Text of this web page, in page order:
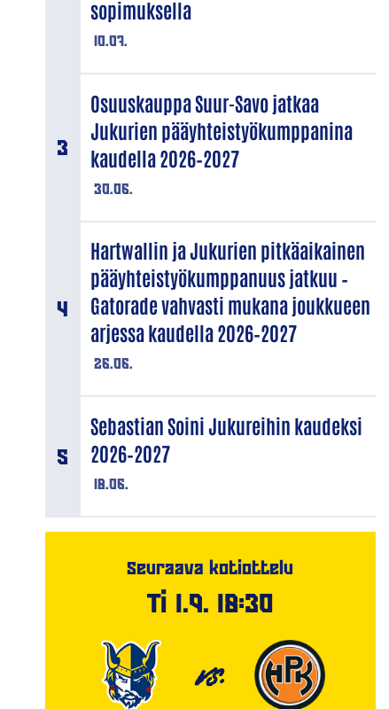
10.07.
sopimuksella
30.06.
Osuuskauppa Suur-Savo jatkaa
Jukurien pääyhteistyökumppanina
kaudella 2026–2027
26.06.
Hartwallin ja Jukurien pitkäaikainen
pääyhteistyökumppanuus jatkuu –
Gatorade vahvasti mukana joukkueen
arjessa kaudella 2026–2027
18.06.
Sebastian Soini Jukureihin kaudeksi
2026–2027
Seuraava kotiottelu
Ti 1.9. 18:30
VS.